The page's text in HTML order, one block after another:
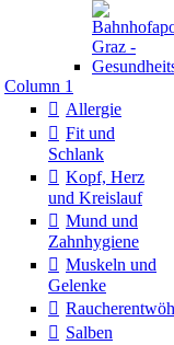
Column 1
Allergie
Fit und
Schlank
Kopf, Herz
und Kreislauf
Mund und
Zahnhygiene
Muskeln und
Gelenke
Salben